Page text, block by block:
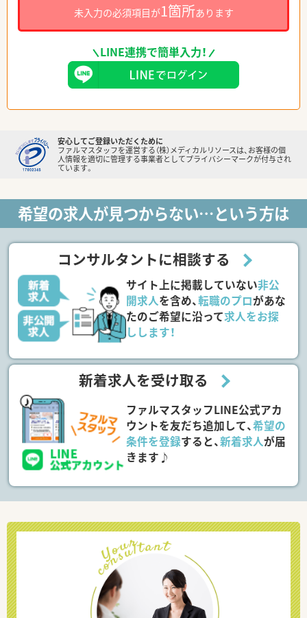
未入力の必須項目が1箇所あります
LINE連携で簡単入力！
安心してご登録いただくために
ファルマスタッフを運営する（株）メディカルリソースは、お客様の個
人情報を適切に管理する事業者としてプライバシーマークが付与され
ています。
希望の求人が見つからない…という方は
コンサルタントに相談する
サイト上に掲載していない非公
開求人を含め、転職のプロがあな
たのご希望に沿って求人をお探
しします！
新着求人を受け取る
ファルマスタッフLINE公式アカ
ウントを友だち追加して、希望の
条件を登録すると、新着求人が届
きます♪